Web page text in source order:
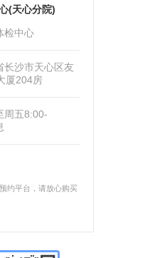
(天心分院)
检中心
长沙市天心区友
厦204房
周五8:00-
约平台，请放心购买